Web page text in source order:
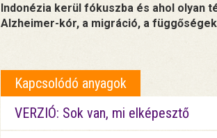
Indonézia kerül fókuszba és ahol olyan
Alzheimer-kór, a migráció, a
Kapcsolódó anyagok
VERZIÓ: Sok van, mi elképesztő